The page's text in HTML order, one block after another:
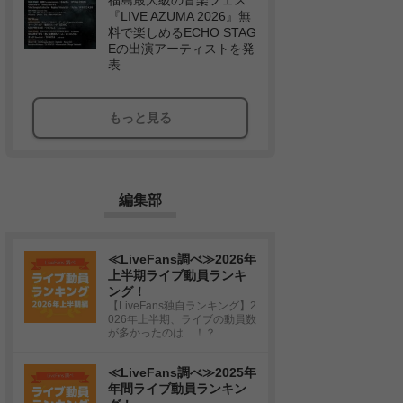
『LIVE AZUMA 2026』無
料で楽しめるECHO STAG
Eの出演アーティストを発
表
もっと見る
編集部
≪LiveFans調べ≫2026年
上半期ライブ動員ランキ
ング！
【LiveFans独自ランキング】2
026年上半期、ライブの動員数
が多かったのは…！？
≪LiveFans調べ≫2025年
年間ライブ動員ランキン